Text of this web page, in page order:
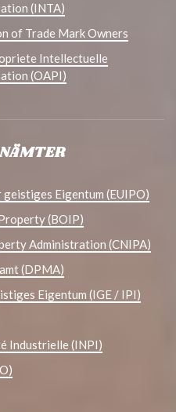
(INTA)
of Trade Mark Owners
Intellectuelle
(OAPI)
Eigentum (EUIPO)
(BOIP)
Administration (CNIPA)
(DPMA)
Eigentum (IGE / IPI)
Industrielle (INPI)